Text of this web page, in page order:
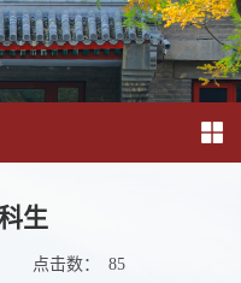
生
点击数： 85